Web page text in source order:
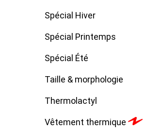
Spécial Hiver
Spécial Printemps
Spécial Été
Taille & morphologie
Thermolactyl
Vêtement thermique